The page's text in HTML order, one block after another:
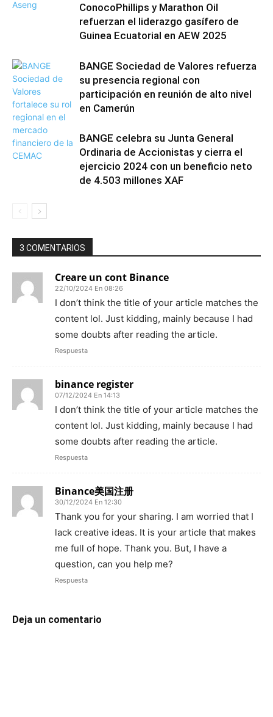
ConocoPhillips y Marathon Oil
refuerzan el liderazgo gasífero de
Guinea Ecuatorial en AEW 2025
BANGE Sociedad de Valores refuerza
su presencia regional con
participación en reunión de alto nivel
en Camerún
BANGE celebra su Junta General
Ordinaria de Accionistas y cierra el
ejercicio 2024 con un beneficio neto
de 4.503 millones XAF
3 COMENTARIOS
Creare un cont Binance
22/10/2024 En 08:26
I don’t think the title of your article matches the
content lol. Just kidding, mainly because I had
some doubts after reading the article.
Respuesta
binance register
07/12/2024 En 14:13
I don’t think the title of your article matches the
content lol. Just kidding, mainly because I had
some doubts after reading the article.
Respuesta
Binance美国注册
30/12/2024 En 12:30
Thank you for your sharing. I am worried that I
lack creative ideas. It is your article that makes
me full of hope. Thank you. But, I have a
question, can you help me?
Respuesta
Deja un comentario